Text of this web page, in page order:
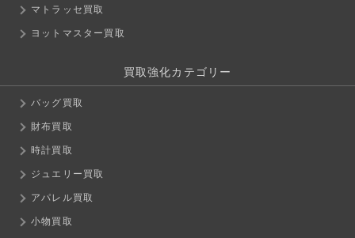
マトラッセ買取
ヨットマスター買取
買取強化カテゴリー
バッグ買取
財布買取
時計買取
ジュエリー買取
アパレル買取
小物買取